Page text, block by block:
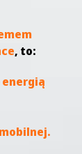
, to: